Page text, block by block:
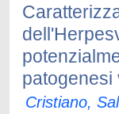
patogenesi
Cristiano,